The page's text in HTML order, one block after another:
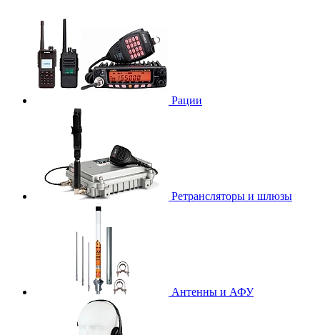
Рации
Ретрансляторы и шлюзы
Антенны и АФУ